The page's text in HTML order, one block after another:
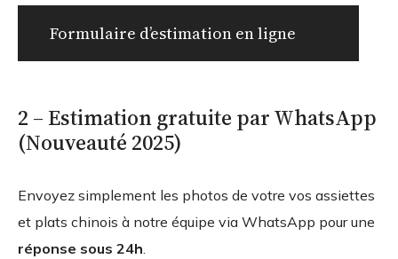
Formulaire d’estimation en ligne
2 – Estimation gratuite par WhatsApp
(Nouveauté 2025)
Envoyez simplement les photos de votre vos assiettes
et plats chinois à notre équipe via WhatsApp pour une
réponse sous 24h.